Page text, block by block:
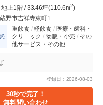
地上1階 / 33.46坪(110.6m2)
野市吉祥寺東町1
重飲食 軽飲食
医療・歯科・
クリニック
物販・小売
その
他サービス・その他
登録日：2026-08-03
30秒で完了！
無料問い合わせ